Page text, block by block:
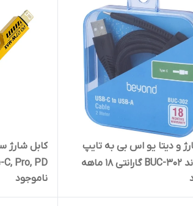
و دیتا یو اس بی به تایپ
سی بیاند BUC-302 گارانتی 18 ماهه
Pro, PD
ناموجود